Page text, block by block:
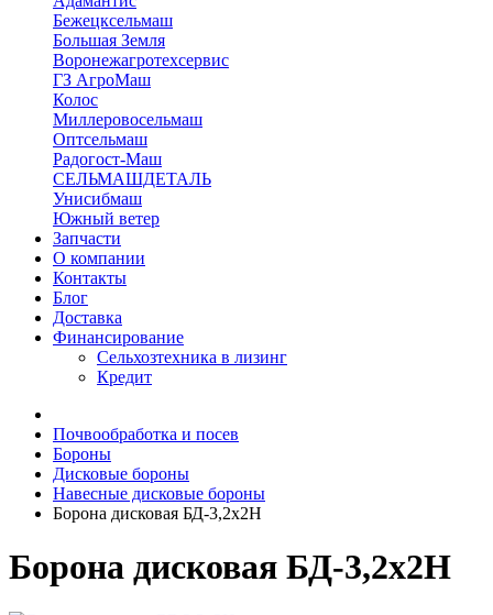
Бежецксельмаш
Большая Земля
Воронежагротехсервис
ГЗ АгроМаш
Колос
Миллеровосельмаш
Оптсельмаш
Радогост-Маш
СЕЛЬМАШДЕТАЛЬ
Унисибмаш
Южный ветер
Запчасти
О компании
Контакты
Блог
Доставка
Финансирование
Сельхозтехника в лизинг
Кредит
Почвообработка и посев
Бороны
Дисковые бороны
Навесные дисковые бороны
Борона дисковая БД-3,2х2Н
Борона дисковая БД-3,2х2Н